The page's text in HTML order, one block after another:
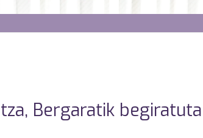
Bergaratik begiratuta